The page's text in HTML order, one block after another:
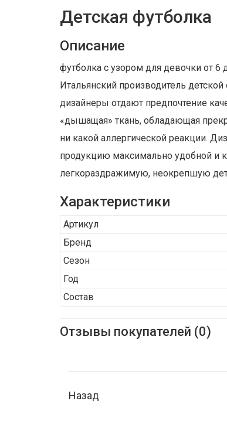
Детская футболка
Описание
футболка с узором для девочки от
Итальянский производитель
дизайнеры отдают предпочтение
«дышащая» ткань, обладающая
ни какой аллергической реакции.
продукцию максимально удобной и
легкораздражимую, неокрепшую
Характеристики
Артикул
Бренд
Сезон
Год
Состав
Отзывы покупателей (0)
Назад